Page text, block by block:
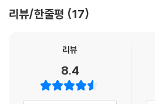
좋겠다고 생각한다. 만약 없다면 글을 쓰는
핀볼과 히틀러의 발자취에는 어떤 공통점
함께 시대의 거품으로서 이 세상에 태어났
도에 의해서 신화적 후광을 얻었다고 하는
개의 바퀴, 즉 테크놀로지와 자본의 투자 그
과정을 분명히 보여준다. 무라카미 하루키
로 영리하고, 술에 취한 듯 재치가 넘친다.
- [인디펜던트]
리뷰/한줄평 17
리뷰
8.4